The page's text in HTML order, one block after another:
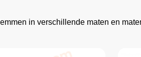
in verschillende maten en